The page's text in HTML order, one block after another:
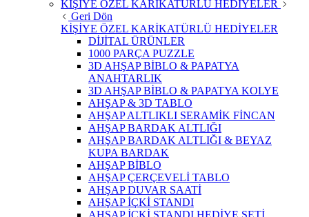
KİŞİYE ÖZEL KARİKATÜRLÜ HEDİYELER
Geri Dön
KİŞİYE ÖZEL KARİKATÜRLÜ HEDİYELER
DİJİTAL ÜRÜNLER
1000 PARÇA PUZZLE
3D AHŞAP BİBLO & PAPATYA
ANAHTARLIK
3D AHŞAP BİBLO & PAPATYA KOLYE
AHŞAP & 3D TABLO
AHŞAP ALTLIKLI SERAMİK FİNCAN
AHŞAP BARDAK ALTLIĞI
AHŞAP BARDAK ALTLIĞI & BEYAZ
KUPA BARDAK
AHŞAP BİBLO
AHŞAP ÇERÇEVELİ TABLO
AHŞAP DUVAR SAATİ
AHŞAP İÇKİ STANDI